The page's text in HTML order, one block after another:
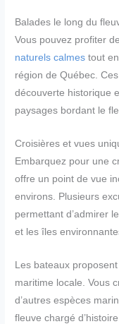
Balades le long du
Vous pouvez profiter
naturels calmes tout
région de Québec.
découverte historique
paysages bordant le
Croisières et vues
Embarquez pour une
offre un point de vue
environs. Plusieurs
permettant d’admirer
et les îles
Les bateaux
maritime locale. Vous
d’autres espèces
fleuve chargé d’histoire.